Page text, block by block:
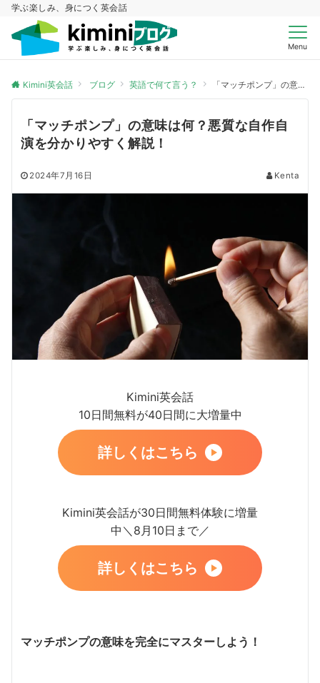
学ぶ楽しみ、身につく英会話
Menu
Kimini英会話 ブログ 英語で何て言う？ 「マッチポンプ」の意味は何？悪質な自作自演を分かりやすく解説！
「マッチポンプ」の意味は何？悪質な自作自
演を分かりやすく解説！
2024年7月16日 Kenta
Kimini英会話
10日間無料が40日間に大増量中
詳しくはこちら
Kimini英会話が30日間無料体験に増量
中＼8月10日まで／
詳しくはこちら
マッチポンプの意味を完全にマスターしよう！